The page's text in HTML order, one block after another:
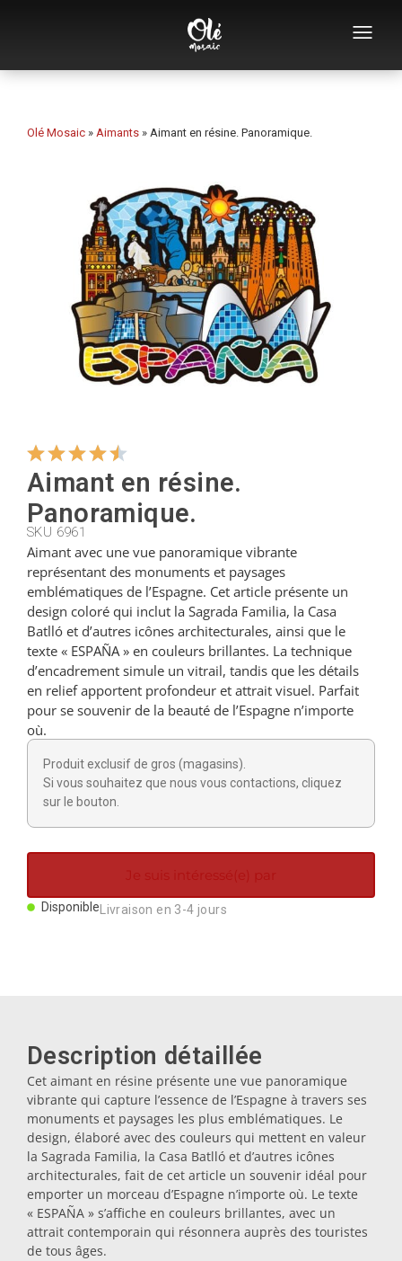
Qui sommes-nous
Ouvre-bouteilles
Tasses
Bols
Cintres
Coupeurs
Petites cuillères
Louches
Dés à coudre
Figurines
Porte-clés
Sous-verres
Bouchons
Huiliers
Dessous-de-plat
Olé Mosaic » Aimants » Aimant en résine. Panoramique.
Aimant en résine.
Panoramique.
SKU 6961
Aimant avec une vue panoramique vibrante
représentant des monuments et paysages
emblématiques de l’Espagne. Cet article présente un
design coloré qui inclut la Sagrada Familia, la Casa
Batlló et d’autres icônes architecturales, ainsi que le
texte « ESPAÑA » en couleurs brillantes. La technique
d’encadrement simule un vitrail, tandis que les détails
en relief apportent profondeur et attrait visuel. Parfait
pour se souvenir de la beauté de l’Espagne n’importe
où.
Produit exclusif de gros (magasins).
Si vous souhaitez que nous vous contactions, cliquez
sur le bouton.
Je suis intéressé(e) par
DisponibleLivraison en 3-4 jours
Description détaillée
Cet aimant en résine présente une vue panoramique
vibrante qui capture l’essence de l’Espagne à travers ses
monuments et paysages les plus emblématiques. Le
design, élaboré avec des couleurs qui mettent en valeur
la Sagrada Familia, la Casa Batlló et d’autres icônes
architecturales, fait de cet article un souvenir idéal pour
emporter un morceau d’Espagne n’importe où. Le texte
« ESPAÑA » s’affiche en couleurs brillantes, avec un
attrait contemporain qui résonnera auprès des touristes
de tous âges.